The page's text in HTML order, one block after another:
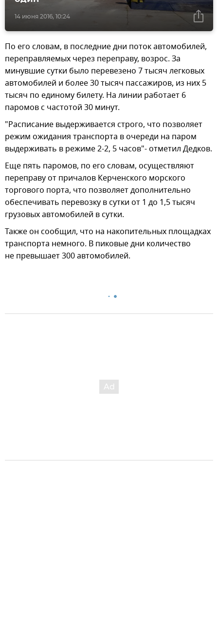
14 июня 2016, 10:24
По его словам, в последние дни поток автомобилей,
переправляемых через переправу, возрос. За
минувшие сутки было перевезено 7 тысяч легковых
автомобилей и более 30 тысяч пассажиров, из них 5
тысяч по единому билету. На линии работает 6
паромов с частотой 30 минут.
"Расписание выдерживается строго, что позволяет
режим ожидания транспорта в очереди на паром
выдерживать в режиме 2-2, 5 часов"- отметил Дедков.
Еще пять паромов, по его словам, осуществляют
переправу от причалов Керченского морского
торгового порта, что позволяет дополнительно
обеспечивать перевозку в сутки от 1 до 1,5 тысяч
грузовых автомобилей в сутки.
Также он сообщил, что на накопительных площадках
транспорта немного. В пиковые дни количество
не превышает 300 автомобилей.